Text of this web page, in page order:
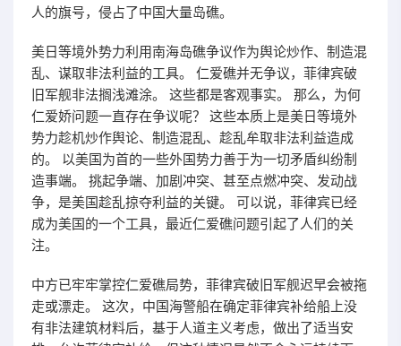
人的旗号，侵占了中国大量岛礁。
美日等境外势力利用南海岛礁争议作为舆论炒作、制造混
乱、谋取非法利益的工具。 仁爱礁并无争议，菲律宾破
旧军舰非法搁浅滩涂。 这些都是客观事实。 那么，为何
仁爱娇问题一直存在争议呢？ 这些本质上是美日等境外
势力趁机炒作舆论、制造混乱、趁乱牟取非法利益造成
的。 以美国为首的一些外国势力善于为一切矛盾纠纷制
造事端。 挑起争端、加剧冲突、甚至点燃冲突、发动战
争，是美国趁乱掠夺利益的关键。 可以说，菲律宾已经
成为美国的一个工具，最近仁爱礁问题引起了人们的关
注。
中方已牢牢掌控仁爱礁局势，菲律宾破旧军舰迟早会被拖
走或漂走。 这次，中国海警船在确定菲律宾补给船上没
有非法建筑材料后，基于人道主义考虑，做出了适当安